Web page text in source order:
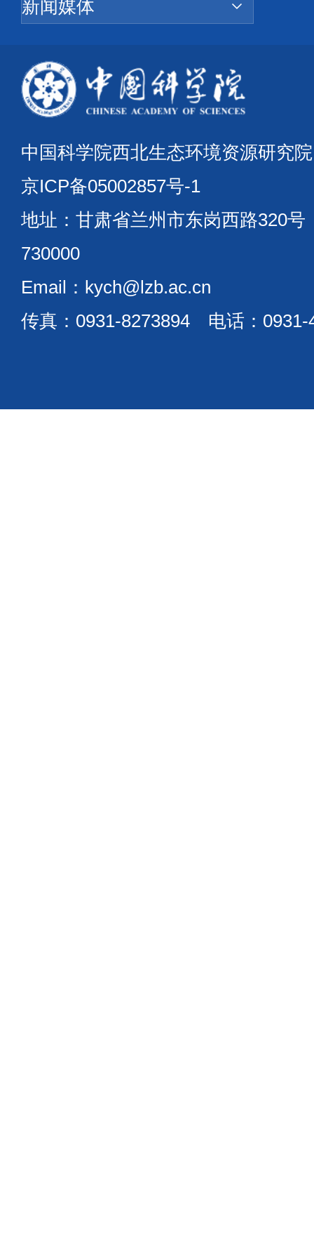
中国科学院西北生态环境资源研
京ICP备05002857号-1
地址：甘肃省兰州市东岗西路
730000
Email：kych@lzb.ac.cn
传真：0931-8273894 电话：0931-